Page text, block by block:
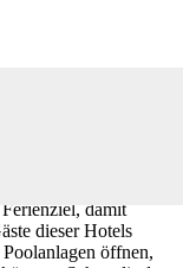
damit
dieser Hotels
öffnen,